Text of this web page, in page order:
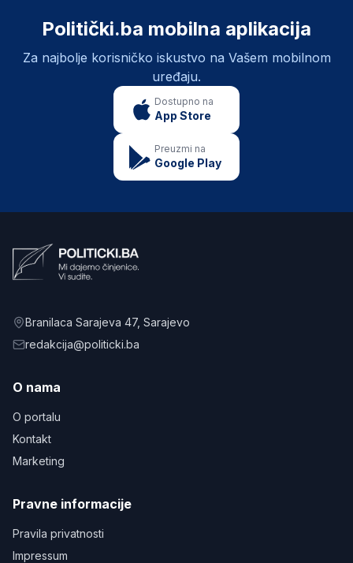
Politički.ba mobilna aplikacija
Za najbolje korisničko iskustvo na Vašem mobilnom
uređaju.
Dostupno na
App Store
Preuzmi na
Google Play
Branilaca Sarajeva 47, Sarajevo
redakcija@politicki.ba
O nama
O portalu
Kontakt
Marketing
Pravne informacije
Pravila privatnosti
Impressum